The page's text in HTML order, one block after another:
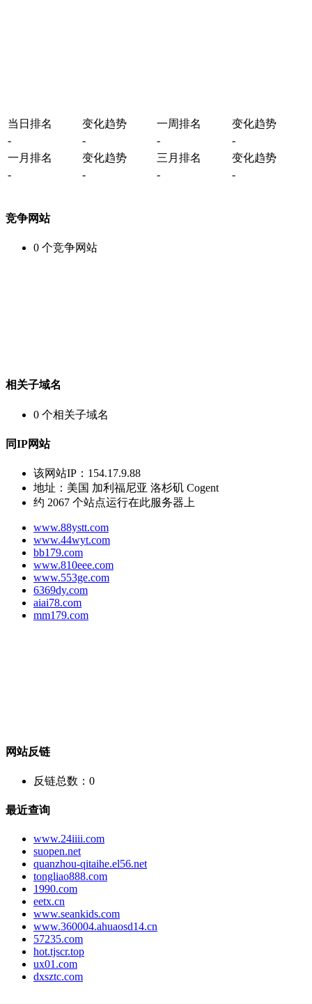
当日排名 变化趋势 一周排名
变化趋势
-
- -
-
一月排名
变化趋势 三月排名
变化趋势
-
- - -
竞争网站
0 个竞争网站
相关子域名
0 个相关子域名
同IP网站
该网站IP： 154.17.9.88
地址： 美国 加利福尼亚 洛杉矶 Cogent
约 2067 个站点运行在此服务器上
www.88ystt.com
www.44wyt.com
bb179.com
www.810eee.com
www.553ge.com
6369dy.com
aiai78.com
mm179.com
网站反链
反链总数： 0
最近查询
www.24iiii.com
suopen.net
quanzhou-qitaihe.el56.net
tongliao888.com
1990.com
eetx.cn
www.seankids.com
www.360004.ahuaosd14.cn
57235.com
hot.tjscr.top
ux01.com
dxsztc.com